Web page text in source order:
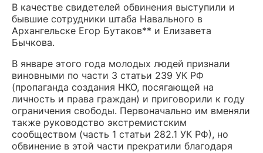
В качестве свидетелей обвинения выступили и
бывшие сотрудники штаба Навального в
Архангельске Егор Бутаков** и Елизавета
Бычкова.
В январе этого года молодых людей признали
виновными по части 3 статьи 239 УК РФ
(пропаганда создания НКО, посягающей на
личность и права граждан) и приговорили к году
ограничения свободы. Первоначально им вменяли
также руководство экстремистским
сообществом (часть 1 статьи 282.1 УК РФ), но
обвинение в этой части прекратили благодаря